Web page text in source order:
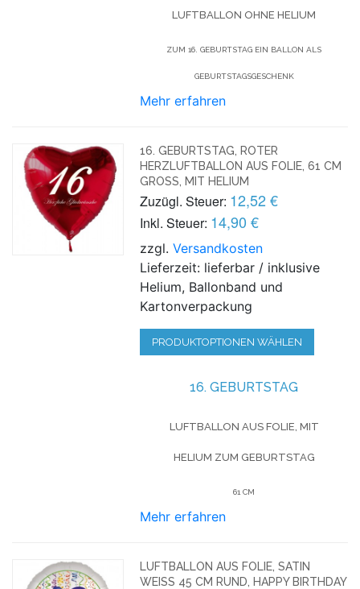
LUFTBALLON OHNE HELIUM
ZUM 16. GEBURTSTAG EIN BALLON ALS
GEBURTSTAGSGESCHENK
Mehr erfahren
16. GEBURTSTAG, ROTER
HERZLUFTBALLON AUS FOLIE, 61 CM
GROSS, MIT HELIUM
Zuzügl. Steuer: 12,52 €
Inkl. Steuer: 14,90 €
zzgl.Versandkosten
Lieferzeit: lieferbar / inklusive
Helium, Ballonband und
Kartonverpackung
PRODUKTOPTIONEN WÄHLEN
16. GEBURTSTAG
LUFTBALLON AUS FOLIE, MIT
HELIUM ZUM GEBURTSTAG
61 CM
Mehr erfahren
LUFTBALLON AUS FOLIE, SATIN
WEISS 45 CM RUND, HAPPY BIRTHDAY Z